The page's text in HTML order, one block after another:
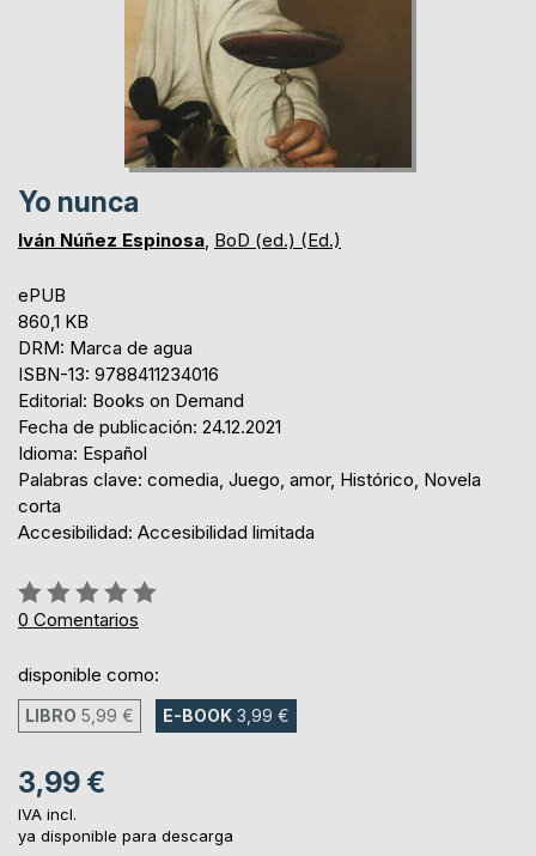
Yo nunca
Iván Núñez Espinosa BoD (ed.) (Ed.)
ePUB
860,1 KB
DRM: Marca de agua
ISBN-13: 9788411234016
Editorial: Books on Demand
Fecha de publicación: 24.12.2021
Idioma: Español
Palabras clave: comedia, Juego, amor, Histórico, Novela
corta
Accesibilidad: Accesibilidad limitada
Rating:
0%
0 Comentarios
disponible como:
LIBRO 5,99 € E-BOOK 3,99 €
3,99 €
IVA incl.
ya disponible para descarga